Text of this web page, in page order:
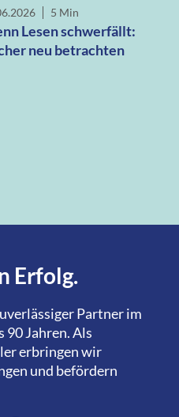
5 Min
Lesen schwerfällt:
neu betrachten
Erfolg.
Partner im
90 Jahren. Als
erbringen wir
und befördern